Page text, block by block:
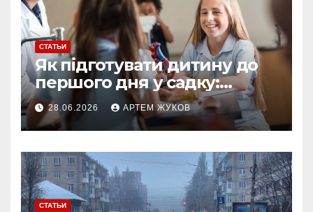
СТАТЬИ
Як підготувати дитину до
першого дня у садку:
простий план для батьків
28.06.2026 АРТЕМ ЖУКОВ
СТАТЬИ